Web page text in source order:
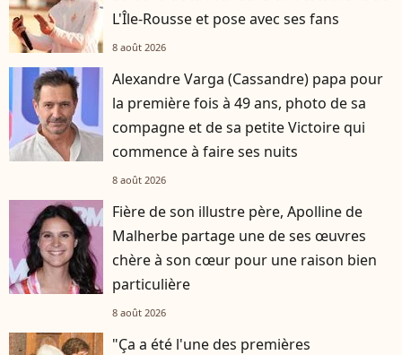
L'Île-Rousse et pose avec ses fans
8 août 2026
Alexandre Varga (Cassandre) papa pour
la première fois à 49 ans, photo de sa
compagne et de sa petite Victoire qui
commence à faire ses nuits
8 août 2026
Fière de son illustre père, Apolline de
Malherbe partage une de ses œuvres
chère à son cœur pour une raison bien
particulière
8 août 2026
"Ça a été l'une des premières